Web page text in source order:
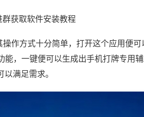
获取软件安装教程
作方式十分简单，打开这个应用便
，一键便可以生成出手机打牌专用
满足需求。